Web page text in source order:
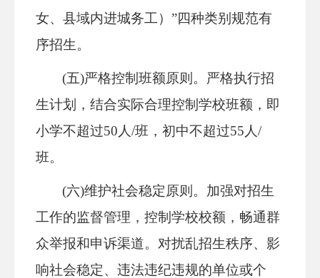
女、县域内进城务工） ”四种类别规范有
序招生。
(五)严格控制班额原则。 严格执行招
生计划， 结合实际合理控制学校班额，即
小学不超过50人/班，初中不超过55人/
班。
(六)维护社会稳定原则。 加强对招生
工作的监督管理，控制学校校额，畅通群
众举报和申诉渠道。对扰乱招生秩序、影
响社会稳定、违法违纪违规的单位或个